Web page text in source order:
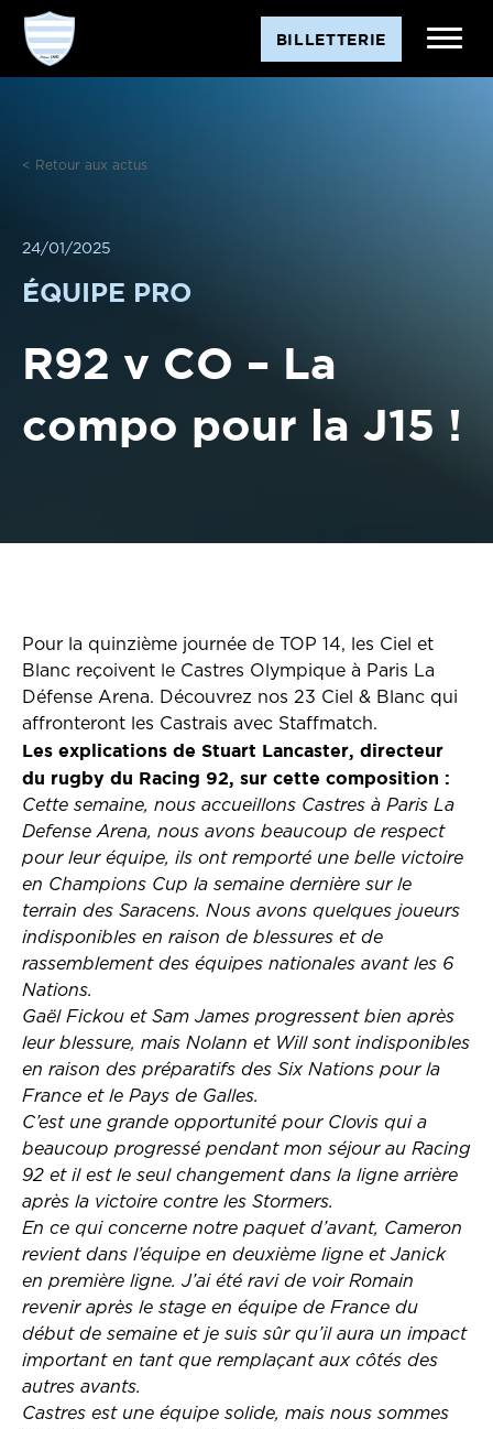
Aller
contenu
BILLETTERIE
< Retour aux actus
24/01/2025
ÉQUIPE PRO
R92 v CO – La
compo pour la J15 !
Pour la quinzième journée de TOP 14, les Ciel et
Blanc reçoivent le Castres Olympique à Paris La
Défense Arena. Découvrez nos 23 Ciel & Blanc qui
affronteront les Castrais avec Staffmatch.
Les explications de Stuart Lancaster, directeur
du rugby du Racing 92, sur cette composition :
Cette semaine, nous accueillons Castres à Paris La
Defense Arena, nous avons beaucoup de respect
pour leur équipe, ils ont remporté une belle victoire
en Champions Cup la semaine dernière sur le
terrain des Saracens. Nous avons quelques joueurs
indisponibles en raison de blessures et de
rassemblement des équipes nationales avant les 6
Nations.
Gaël Fickou et Sam James progressent bien après
leur blessure, mais Nolann et Will sont indisponibles
en raison des préparatifs des Six Nations pour la
France et le Pays de Galles.
C’est une grande opportunité pour Clovis qui a
beaucoup progressé pendant mon séjour au Racing
92 et il est le seul changement dans la ligne arrière
après la victoire contre les Stormers.
En ce qui concerne notre paquet d’avant, Cameron
revient dans l’équipe en deuxième ligne et Janick
en première ligne. J’ai été ravi de voir Romain
revenir après le stage en équipe de France du
début de semaine et je suis sûr qu’il aura un impact
important en tant que remplaçant aux côtés des
autres avants.
Castres est une équipe solide, mais nous sommes